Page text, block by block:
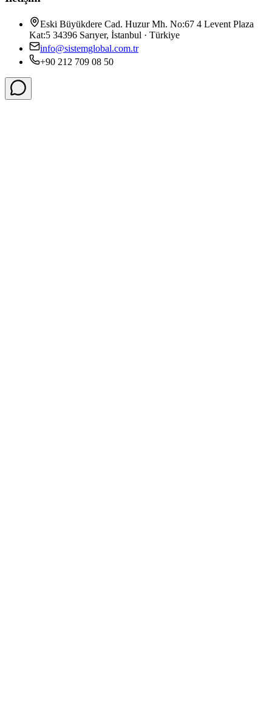
Eski Büyükdere Cad. Huzur Mh. No:67 4 Levent Plaza
Kat:5 34396 Sarıyer, İstanbul · Türkiye
info@sistemglobal.com.tr
+90 212 709 08 50